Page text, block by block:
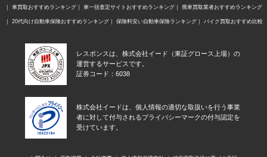
車買取おすすめランキング 車一括査定サイトおすすめランキング 廃車買取業者おすすめランキング
20代向け自動車保険おすすめランキング 保険料安い自動車保険ランキング バイク買取おすすめ比較
レスポンスは、株式会社イード（東証グロース上場）の
運営するサービスです。
証券コード：6038
株式会社イードは、個人情報の適切な取扱いを行う事業
者に対して付与されるプライバシーマークの付与認定を
受けています。